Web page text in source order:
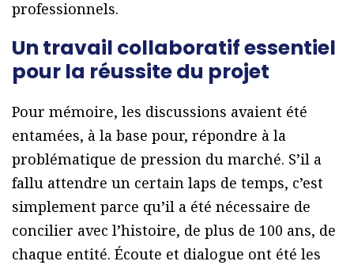
professionnels.
Un travail collaboratif essentiel
pour la réussite du projet
Pour mémoire, les discussions avaient été
entamées, à la base pour, répondre à la
problématique de pression du marché. S’il a
fallu attendre un certain laps de temps, c’est
simplement parce qu’il a été nécessaire de
concilier avec l’histoire, de plus de 100 ans, de
chaque entité. Écoute et dialogue ont été les